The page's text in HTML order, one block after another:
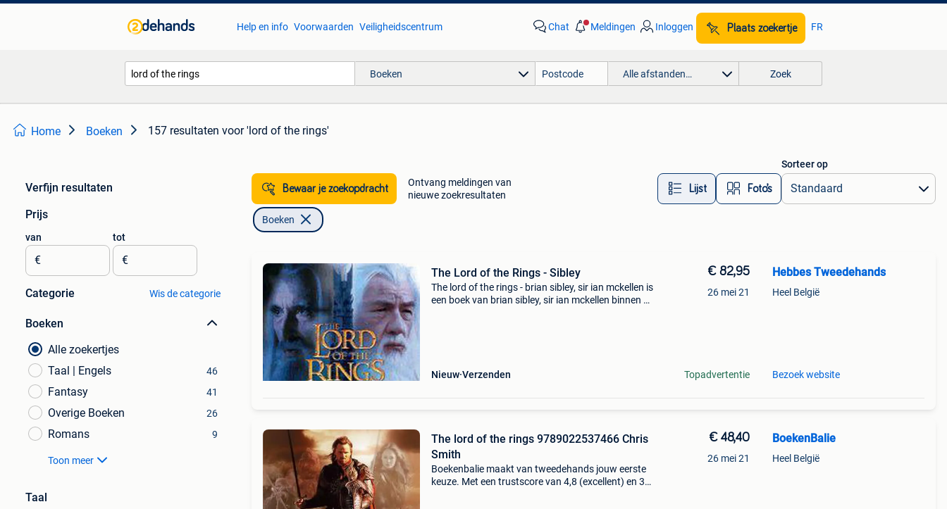
Help en info Voorwaarden Veiligheidscentrum Chat Meldingen Inloggen Plaats zoekertje FR
Boeken Alle afstanden… Zoek
Home Boeken 157 resultaten voor 'lord of the rings'
Verfijn resultaten
Prijs
van
€
tot
€
Categorie Wis de categorie
Boeken
Alle zoekertjes
Taal | Engels
46
Fantasy 41
Overige Boeken 26
Romans 9
Toon meer
Taal
Bewaar je zoekopdracht
Ontvang meldingen van
nieuwe zoekresultaten
Lijst Foto’s
Sorteer op
Boeken
The Lord of the Rings - Sibley
The lord of the rings - brian sibley, sir ian mckellen is
een boek van brian sibley, sir ian mckellen binnen de
Nieuw Verzenden
€ 82,95
26 mei 21
Topadvertentie
Hebbes Tweedehands
Heel België
Bezoek website
The lord of the rings 9789022537466 Chris
Smith
Boekenbalie maakt van tweedehands jouw eerste
keuze. Met een trustscore van 4,8 (excellent) en 30
€ 48,40
26 mei 21
BoekenBalie
Heel België